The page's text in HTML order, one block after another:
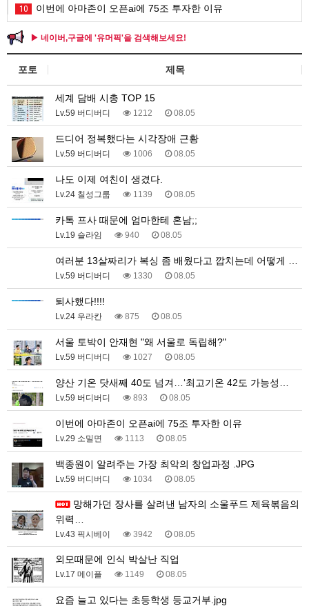
10 이번에 아마존이 오픈ai에 75조 투자한 이유
▶ 네이버,구글에 '유머픽'을 검색해보세요!
포토 제목
세계 담배 시총 TOP 15
Lv.59 버디버디 1212 08.05
드디어 정복했다는 시각장애 근황
Lv.59 버디버디 1006 08.05
나도 이제 여친이 생겼다.
Lv.24 칠성그룹 1139 08.05
카톡 프사 때문에 엄마한테 혼남;;
Lv.19 슬라임 940 08.05
여러분 13살짜리가 복싱 좀 배웠다고 깝치는데 어떻게 …
Lv.59 버디버디 1330 08.05
퇴사했다!!!!
Lv.24 우라칸 875 08.05
서울 토박이 안재현 "왜 서울로 독립해?"
Lv.59 버디버디 1027 08.05
양산 기온 닷새째 40도 넘겨…‘최고기온 42도 가능성…
Lv.59 버디버디 893 08.05
이번에 아마존이 오픈ai에 75조 투자한 이유
Lv.29 소밀면 1113 08.05
백종원이 알려주는 가장 최악의 창업과정 .JPG
Lv.59 버디버디 1034 08.05
위력…
Lv.43 픽시베이 3942 08.05
외모때문에 인식 박살난 직업
Lv.17 메이플 1149 08.05
요즘 늘고 있다는 초등학생 등교거부.jpg